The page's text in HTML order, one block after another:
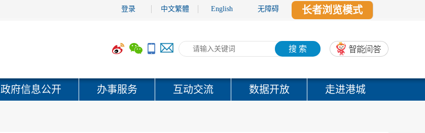
登录 中文繁體 English 无障碍 长者浏览模式
搜 索
政府信息公开 办事服务 互动交流 数据开放 走进港城